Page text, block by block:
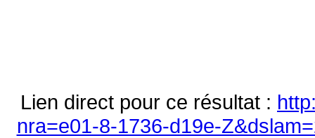
Lien direct pour ce résultat :
nra=e01-8-1736-d19e-